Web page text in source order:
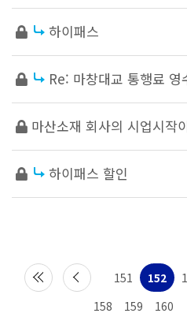
하이패스
Re: 마창대교 통행료 영
마산소재 회사의 시업시작
하이패스 할인
151 152
158
159 160